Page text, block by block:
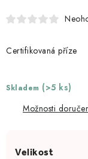
Certifikovaná příze
Skladem (>5 ks)
Možnosti